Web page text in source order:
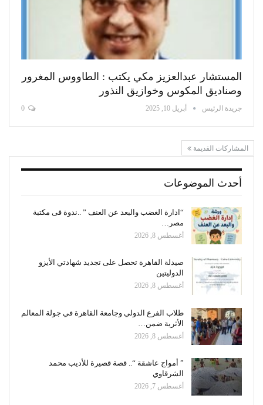
المستشار عبدالعزيز مكي يكتب : الطاووس المغرور
وصناديق المكوس وخوازيق النذور
جريدة الرئيس أبريل 10, 2025
المشاركات القديمة
أحدث الموضوعات
“ادارة الغضب والبعد عن العنف ” ..ندوة فى مكتبة
مصر…
أغسطس 8, 2026
صيدلة القاهرة تحصل على تجديد شهادتي الأيزو
الدوليتين
أغسطس 8, 2026
طلاب الفرع الدولي وجامعة القاهرة في جولة المعالم
الأثرية ضمن…
أغسطس 8, 2026
” أمواج عاشقة “.. قصة قصيرة للأديب محمد
الشرقاوي
أغسطس 7, 2026